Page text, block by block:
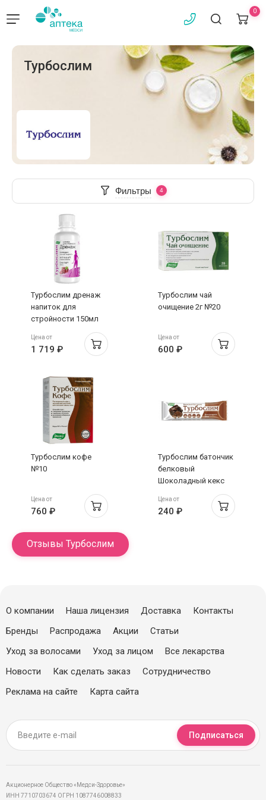
0
Турбослим
Фильтры
Турбослим дренаж
напиток для
стройности 150мл
Цена от
1 719 ₽
Турбослим чай
очищение 2г №20
Цена от
600 ₽
Турбослим кофе
№10
Цена от
760 ₽
Турбослим батончик
белковый
Шоколадный кекс
Цена от
240 ₽
Отзывы Турбослим
О компании Наша лицензия Доставка
Контакты
Бренды
Распродажа Акции
Статьи
Уход за волосами
Уход за лицом
Все лекарства
Новости
Как сделать заказ
Сотрудничество
Реклама на сайте
Карта сайта
Подписаться
Акционерное Общество «Медси-Здоровье»
ИНН 7710703674 ОГРН 1087746008833